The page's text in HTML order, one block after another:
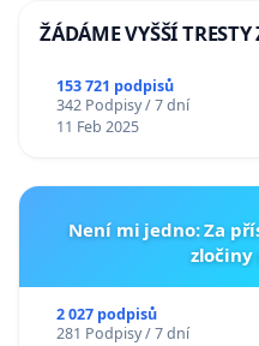
ŽÁDÁME VYŠŠÍ
153 721 podpisů
342 Podpisy / 7 dní
11 Feb 2025
Není mi jedno: Za
zločiny
2 027 podpisů
281 Podpisy / 7 dní